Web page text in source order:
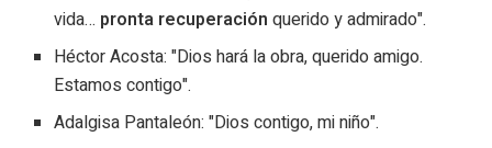
vida… pronta recuperación querido y admirado".
Héctor Acosta: "Dios hará la obra, querido amigo.
Estamos contigo".
Adalgisa Pantaleón: "Dios contigo, mi niño".